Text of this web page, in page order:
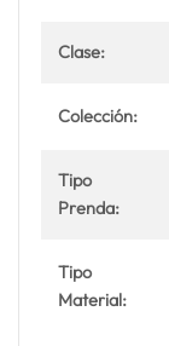
Clase:
Colección:
Tipo
Prenda:
Tipo
Material: